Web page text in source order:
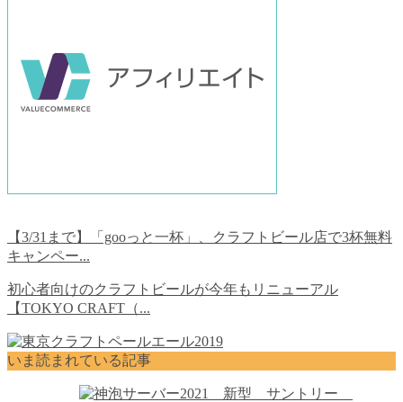
【3/31まで】「gooっと一杯」、クラフトビール店で3杯無料
キャンペー...
初心者向けのクラフトビールが今年もリニューアル
【TOKYO CRAFT（...
いま読まれている記事